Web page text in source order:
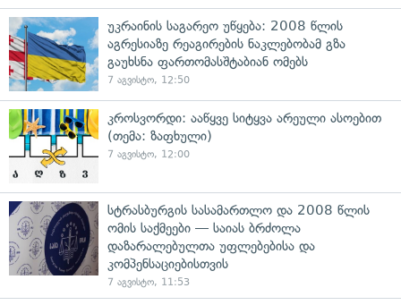
უკრაინის საგარეო უწყება: 2008 წლის
აგრესიაზე რეაგირების ნაკლებობამ გზა
გაუხსნა ფართომასშტაბიან ომებს
7 აგვისტო, 12:50
კროსვორდი: ააწყვე სიტყვა არეული ასოებით
(თემა: ზაფხული)
7 აგვისტო, 12:00
სტრასბურგის სასამართლო და 2008 წლის
ომის საქმეები — საიას ბრძოლა
დაზარალებულთა უფლებებისა და
კომპენსაციებისთვის
7 აგვისტო, 11:53